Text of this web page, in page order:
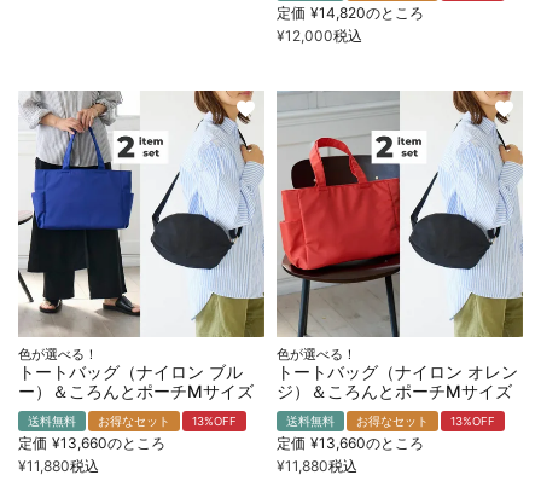
定価 ¥14,820のところ
¥12,000税込
色が選べる！
トートバッグ（ナイロン ブル
ー）＆ころんとポーチMサイズ
送料無料 お得なセット 13%OFF
定価 ¥13,660のところ
¥11,880税込
色が選べる！
トートバッグ（ナイロン オレン
ジ）＆ころんとポーチMサイズ
送料無料 お得なセット 13%OFF
定価 ¥13,660のところ
¥11,880税込